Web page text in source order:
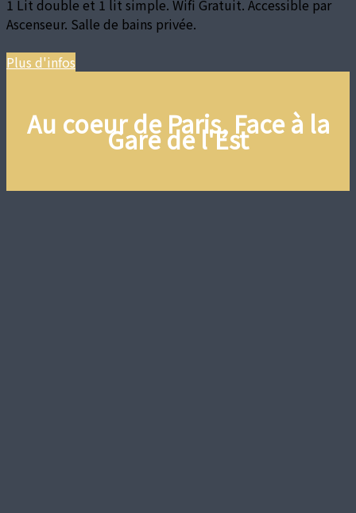
1 Lit double et 1 lit simple. Wifi Gratuit. Accessible par
Ascenseur. Salle de bains privée.
Plus d'infos
Au coeur de Paris, Face à la
Gare de l'Est